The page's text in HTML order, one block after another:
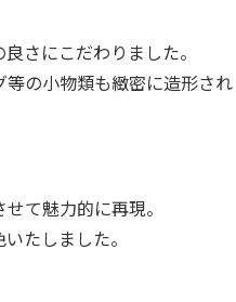
さにこだわりました。
の小物類も緻密に造形され
て魅力的に再現。
たしました。